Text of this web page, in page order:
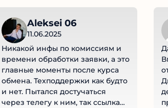
Aleksei 06
11.06.2025
Никакой инфы по комиссиям и
времени обработки заявки, а это
главные моменты после курса
обмена. Техподдержки как будто
и нет. Пытался достучаться
через телегу к ним, так ссылка